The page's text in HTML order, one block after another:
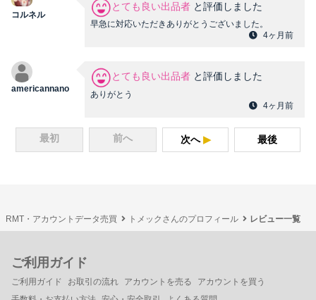
コルネル
とても良い出品者 と評価しました
早急に対応いただきありがとうございました。
4ヶ月前
americannano
とても良い出品者 と評価しました
ありがとう
4ヶ月前
最初 前へ 次へ 最後
RMT・アカウントデータ売買 トメックさんのプロフィール レビュー一覧
ご利用ガイド
ご利用ガイド お取引の流れ アカウントを売る
アカウントを買う